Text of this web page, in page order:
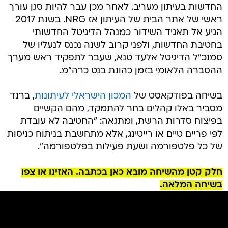
החדשות בעיתון מעריב. לאחר מכן עבר להיות סגן עורך
ראשי של אתר הבית של העיתון אז NRG. בשנת 2017
הגיע אל תאגיד השידור כמנהל הדיגיטל החדשותי
בחטיבת החדשות, ולפני קרוב לשנה נכנס לנעליו של
סמנכ"ל הדיגיטל אלעד טנא, שעבר לתפקיד ראש מערך
ההסברה הלאומי בזמן כהונת בנט כרה"מ.
בשיחה בפודקאסט של המכון הישראלי לעיתונות, ברנד
מסביר באלו קהלים בחר להתמקד, מהם הקשיים
בפיצוח סדרות הרשת, ומתגאה: "החטיבה לא עובדת
לפי פריים טיים או רייטינג, אלא מתחשבת בניתוח כניסות
של כל פלטפורמה ושעת פעילות בפלטפורמה".
חלק קטן מהשיחה מובא כאן בכתבה. האזינו או צפו
בשיחה המלאה.